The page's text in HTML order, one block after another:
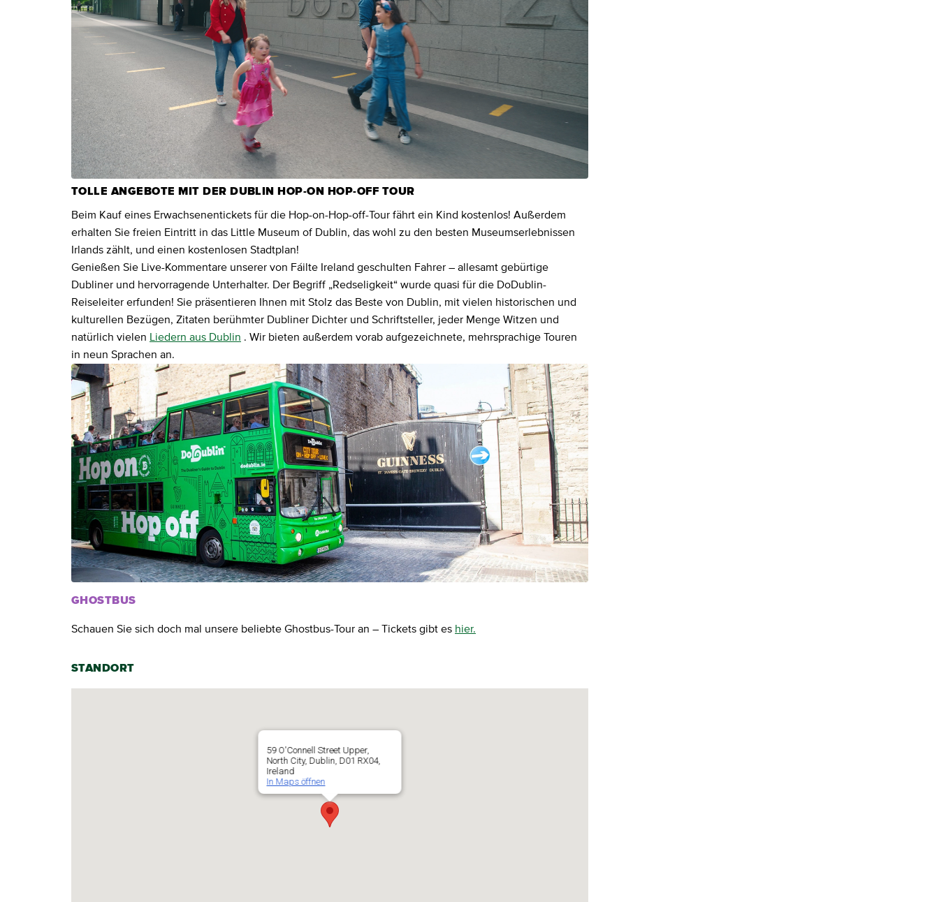
TOLLE ANGEBOTE MIT DER DUBLIN HOP-ON HOP-OFF TOUR
Beim Kauf eines Erwachsenentickets für die Hop-on-Hop-off-Tour fährt ein Kind kostenlos! Außerdem
erhalten Sie freien Eintritt in das Little Museum of Dublin, das wohl zu den besten Museumserlebnissen
Irlands zählt, und einen kostenlosen Stadtplan!
Genießen Sie Live-Kommentare unserer von Fáilte Ireland geschulten Fahrer – allesamt gebürtige
Dubliner und hervorragende Unterhalter. Der Begriff „Redseligkeit“ wurde quasi für die DoDublin-
Reiseleiter erfunden! Sie präsentieren Ihnen mit Stolz das Beste von Dublin, mit vielen historischen und
kulturellen Bezügen, Zitaten berühmter Dubliner Dichter und Schriftsteller, jeder Menge Witzen und
natürlich vielen
Liedern aus Dublin . Wir bieten außerdem vorab aufgezeichnete, mehrsprachige Touren
in neun Sprachen an.
GHOSTBUS
Schauen Sie sich doch mal unsere beliebte Ghostbus-Tour an – Tickets gibt es hier.
STANDORT
59 O'Connell Street Upper,
North City, Dublin, D01 RX04,
Ireland
In Maps öffnen